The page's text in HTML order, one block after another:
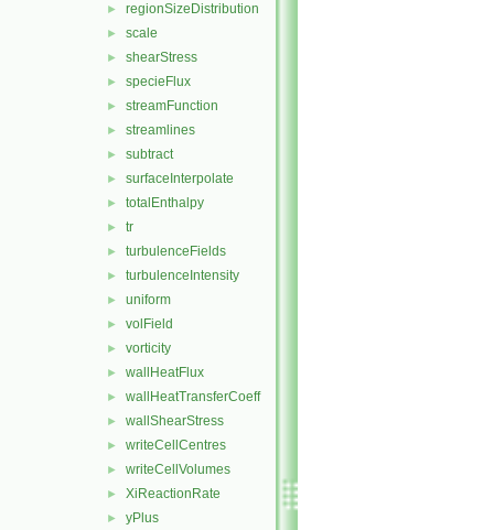
► regionSizeDistribution
► scale
► shearStress
► specieFlux
► streamFunction
► streamlines
► subtract
► surfaceInterpolate
► totalEnthalpy
► tr
► turbulenceFields
► turbulenceIntensity
► uniform
► volField
► vorticity
► wallHeatFlux
► wallHeatTransferCoeff
► wallShearStress
► writeCellCentres
► writeCellVolumes
► XiReactionRate
► yPlus